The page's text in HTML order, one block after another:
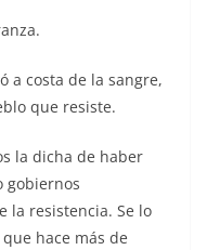
a costa de la sangre,
que resiste.
la dicha de haber
gobiernos
la resistencia. Se lo
hace más de